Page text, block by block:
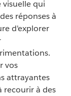
qui
réponses à
d'explorer
vos
attrayantes
recourir à des